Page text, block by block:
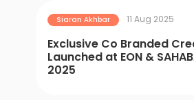
Siaran Akhbar 11 Aug 2025
Exclusive Co Branded
Launched at EON &
2025